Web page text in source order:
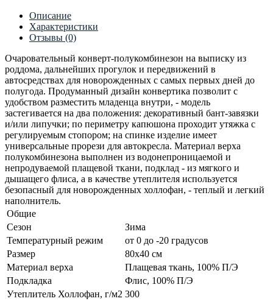
Описание
Характеристики
Отзывы (0)
Очаровательный конверт-полукомбинезон на выписку из
роддома, дальнейших прогулок и передвижений в
автосредствах для новорожденных с самых первых дней до
полугода. Продуманный дизайн конвертика позволит с
удобством разместить младенца внутри, - модель
застегивается на два положения: декоративный бант-завязки
и/или липучки; по периметру капюшона проходит утяжка с
регулируемым стопором; на спинке изделие имеет
универсальные прорези для автокресла. Материал верха
полукомбинезона выполнен из водонепроницаемой и
непродуваемой плащевой ткани, подклад - из мягкого и
дышащего флиса, а в качестве утеплителя используется
безопасный для новорожденных холлофан, - теплый и легкий
наполнитель.
Общие
Сезон
Зима
Температурный режим
от 0 до -20 градусов
Размер
80х40 см
Материал верха
Плащевая ткань, 100% П/Э
Подкладка
Флис, 100% П/Э
Утеплитель Холлофан, г/м2 300